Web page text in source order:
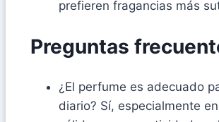
prefieren fragancias más
Preguntas
¿El perfume es adecuado
diario? Sí, especialmente